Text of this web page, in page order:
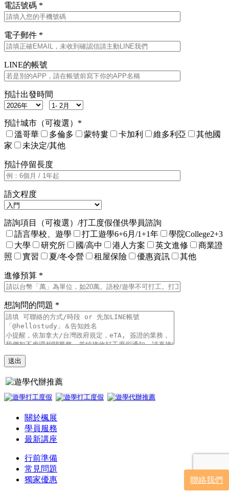
電話號碼 *
電子郵件 *
LINE的帳號
預計出發時間
預計城市（可複選）*
溫哥華
多倫多 蒙特婁 卡加利 維多利亞
其他國
家
未決定/其他
預計停留長度
語文程度
諮詢項目（可複選）/打工度假僅供學員諮詢
語言學校、遊學
打工遊學6+6月/1+1年
學院College2+3
大學
研究所 國/高中 港人方案 英文進修
商業證
照
實習 夏/冬令營 租屋保險 優惠資訊 其他
進修預算 *
想詢問的問題 *
聯絡我們
關於楓展
學員服務
最新講座
行前準備
常見問題
獨家優惠